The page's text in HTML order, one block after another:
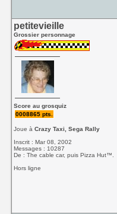
petitevieille
Grossier personnage
Score au grosquiz
0008865 pts.
Joue àCrazy Taxi, Sega Rally
Inscrit : Mar 08, 2002
Messages : 10287
De : The cable car, puis Pizza Hut™.
Hors ligne